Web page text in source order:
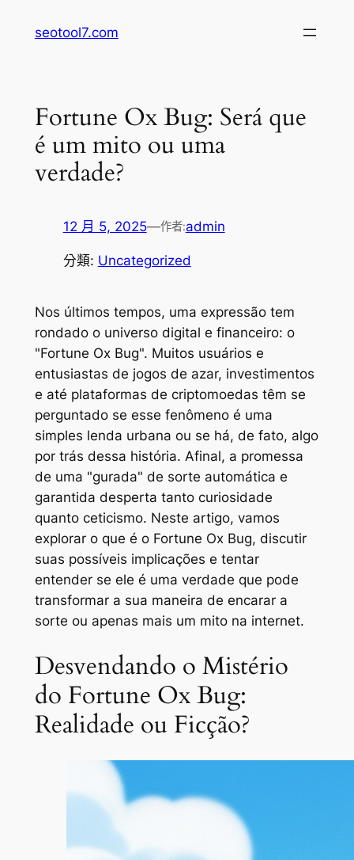
seotool7.com
Fortune Ox Bug: Será que
é um mito ou uma
verdade?
12 月 5, 2025—作者:admin
分類: Uncategorized
Nos últimos tempos, uma expressão tem
rondado o universo digital e financeiro: o
"Fortune Ox Bug". Muitos usuários e
entusiastas de jogos de azar, investimentos
e até plataformas de criptomoedas têm se
perguntado se esse fenômeno é uma
simples lenda urbana ou se há, de fato, algo
por trás dessa história. Afinal, a promessa
de uma "gurada" de sorte automática e
garantida desperta tanto curiosidade
quanto ceticismo. Neste artigo, vamos
explorar o que é o Fortune Ox Bug, discutir
suas possíveis implicações e tentar
entender se ele é uma verdade que pode
transformar a sua maneira de encarar a
sorte ou apenas mais um mito na internet.
Desvendando o Mistério
do Fortune Ox Bug:
Realidade ou Ficção?